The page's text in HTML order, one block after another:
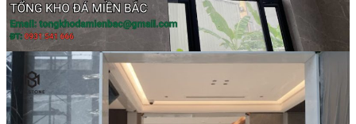
Đá Cầu Thang
Đá Bàn Bếp
Đá Bàn Bếp
Đá Lát Nền
Đá Bàn Bếp Cao Cấp
Đá Ốp
Đá Ốp Bếp